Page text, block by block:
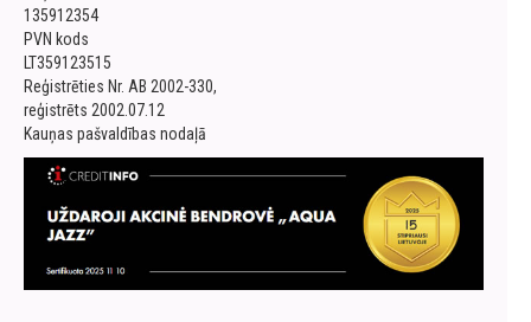
135912354
PVN kods
LT359123515
Reģistrēties Nr. AB 2002-330,
reģistrēts 2002.07.12
Kauņas pašvaldības nodaļā